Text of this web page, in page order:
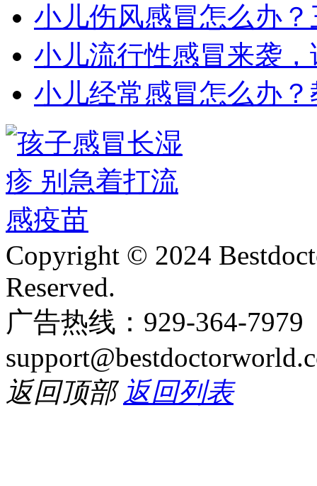
小儿伤风感冒怎么办
小儿流行性感冒来袭
小儿经常感冒怎么办
Copyright © 2024
Reserved.
广告热线：929-364-
返回顶部 返回列表